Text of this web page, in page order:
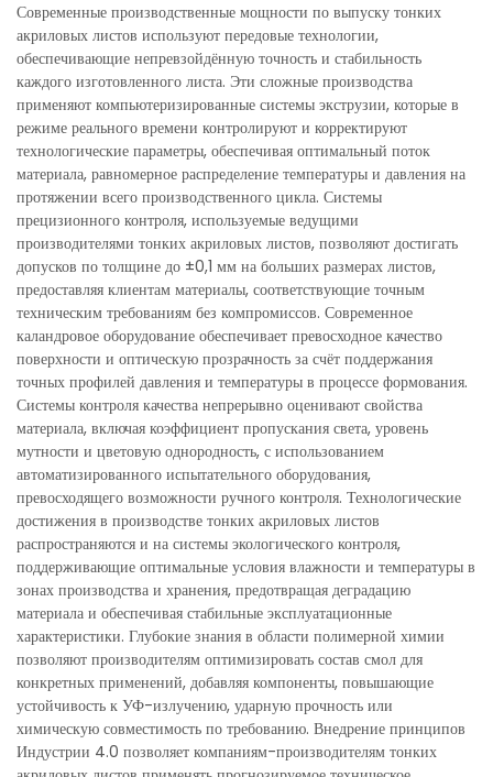
Современные производственные мощности по выпуску тонких
акриловых листов используют передовые технологии,
обеспечивающие непревзойдённую точность и стабильность
каждого изготовленного листа. Эти сложные производства
применяют компьютеризированные системы экструзии, которые в
режиме реального времени контролируют и корректируют
технологические параметры, обеспечивая оптимальный поток
материала, равномерное распределение температуры и давления на
протяжении всего производственного цикла. Системы
прецизионного контроля, используемые ведущими
производителями тонких акриловых листов, позволяют достигать
допусков по толщине до ±0,1 мм на больших размерах листов,
предоставляя клиентам материалы, соответствующие точным
техническим требованиям без компромиссов. Современное
каландровое оборудование обеспечивает превосходное качество
поверхности и оптическую прозрачность за счёт поддержания
точных профилей давления и температуры в процессе формования.
Системы контроля качества непрерывно оценивают свойства
материала, включая коэффициент пропускания света, уровень
мутности и цветовую однородность, с использованием
автоматизированного испытательного оборудования,
превосходящего возможности ручного контроля. Технологические
достижения в производстве тонких акриловых листов
распространяются и на системы экологического контроля,
поддерживающие оптимальные условия влажности и температуры в
зонах производства и хранения, предотвращая деградацию
материала и обеспечивая стабильные эксплуатационные
характеристики. Глубокие знания в области полимерной химии
позволяют производителям оптимизировать состав смол для
конкретных применений, добавляя компоненты, повышающие
устойчивость к УФ-излучению, ударную прочность или
химическую совместимость по требованию. Внедрение принципов
Индустрии 4.0 позволяет компаниям-производителям тонких